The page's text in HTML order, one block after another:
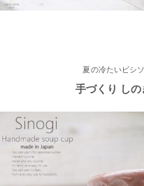
≪新着商品≫ 映える食卓
≪おすすめ≫春の陽気 か
2023/2/21
≪おすすめ≫お世話になった
フト♪
夏の冷たいビシ
手づくり し